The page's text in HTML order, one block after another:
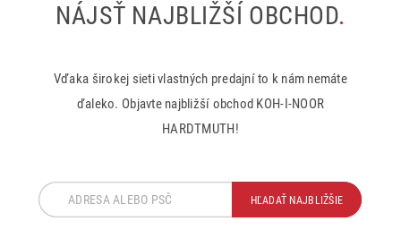
NÁJSŤ NAJBLIŽŠÍ OBCHOD.
Vďaka širokej sieti vlastných predajní to k nám nemáte
ďaleko. Objavte najbližší obchod KOH-I-NOOR
HARDTMUTH!
HĽADAŤ NAJBLIŽŠIE